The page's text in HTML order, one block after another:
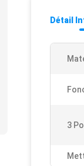
Détail
3